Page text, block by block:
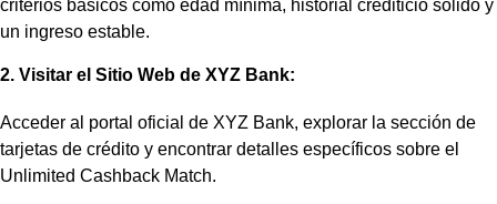
criterios básicos como edad mínima, historial crediticio sólido y
un ingreso estable.
2. Visitar el Sitio Web de XYZ Bank:
Acceder al portal oficial de XYZ Bank, explorar la sección de
tarjetas de crédito y encontrar detalles específicos sobre el
Unlimited Cashback Match.